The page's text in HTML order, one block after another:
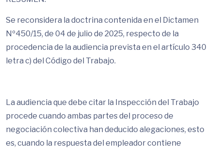
Se reconsidera la doctrina contenida en el Dictamen
Nº450/15, de 04 de julio de 2025, respecto de la
procedencia de la audiencia prevista en el artículo 340
letra c) del Código del Trabajo.
La audiencia que debe citar la Inspección del Trabajo
procede cuando ambas partes del proceso de
negociación colectiva han deducido alegaciones, esto
es, cuando la respuesta del empleador contiene